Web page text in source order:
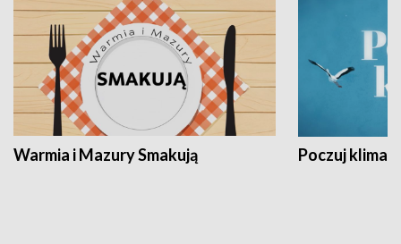
Warmia i Mazury Smakują Poczuj klimat